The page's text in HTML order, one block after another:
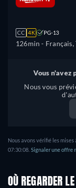
CC 4K PG-13
126min - Français,
Vous n'avez
Nous vous
Nous avons vérifié les mises
07:30:08. Signaler une offre
OÙ REGARDER